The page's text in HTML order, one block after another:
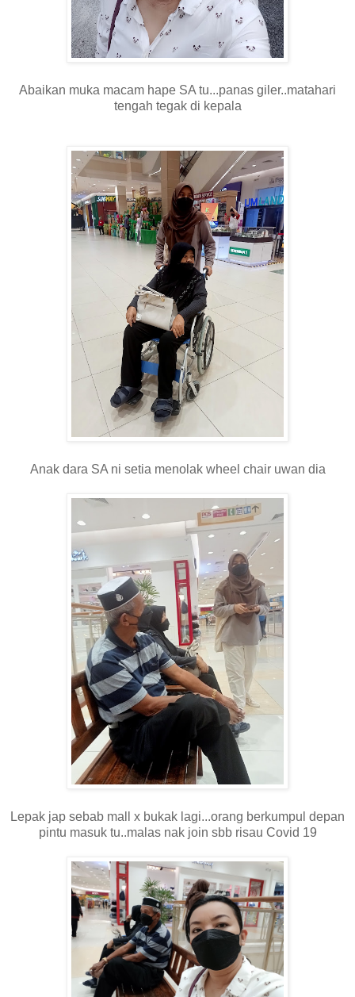
Abaikan muka macam hape SA tu...panas giler..matahari
tengah tegak di kepala
Anak dara SA ni setia menolak wheel chair uwan dia
Lepak jap sebab mall x bukak lagi...orang berkumpul depan
pintu masuk tu..malas nak join sbb risau Covid 19